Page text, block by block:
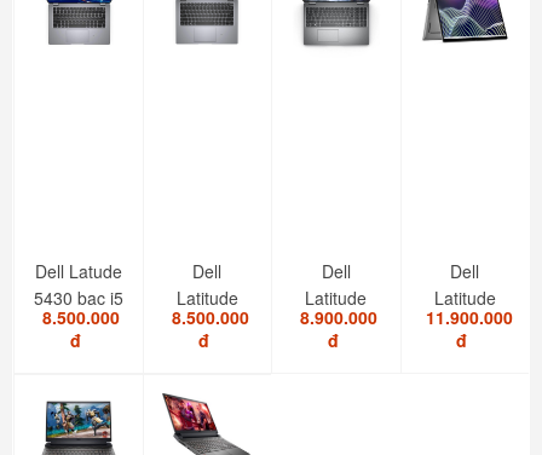
Dell Latude
5430 bạc i5
1235U/8GB/SSD...
8.500.000
đ
Dell
Latitude
5420 i7
1185G7/RAM
8.500.000
đ
Dell
Latitude
5520 I5
1145G7/RAM
8.900.000
đ
Dell
Latitude
7420 i7
2in1 touch
11.900.000
đ